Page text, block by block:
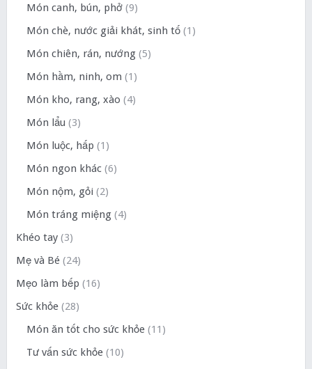
Món canh, bún, phở(9)
Món chè, nước giải khát, sinh tố(1)
Món chiên, rán, nướng(5)
Món hầm, ninh, om (1)
Món kho, rang, xào (4)
Món lẩu (3)
Món luộc, hấp (1)
Món ngon khác(6)
Món nộm, gỏi(2)
Món tráng miệng(4)
Khéo tay(3)
Mẹ và Bé(24)
Mẹo làm bếp (16)
Sức khỏe(28)
Món ăn tốt cho sức khỏe(11)
Tư vấn sức khỏe(10)